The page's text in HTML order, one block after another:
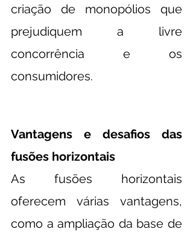
criação de monopólios que
prejudiquem a livre
concorrência e os
consumidores.
Vantagens e desafios das
fusões horizontais
As fusões horizontais
oferecem várias vantagens,
como a ampliação da base de